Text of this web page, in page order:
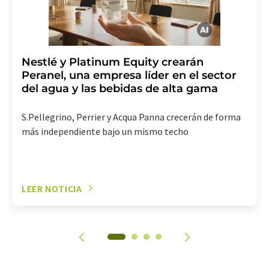
Nestlé y Platinum Equity crearán
Peranel, una empresa líder en el sector
del agua y las bebidas de alta gama
S.Pellegrino, Perrier y Acqua Panna crecerán de forma
más independiente bajo un mismo techo
LEER NOTICIA